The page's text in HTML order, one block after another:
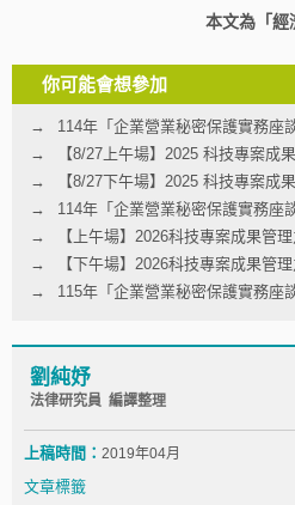
本文為「經
你可能會想參加
114年「企業營業秘密保護實務座
【8/27上午場】2025 科技專案成
【8/27下午場】2025 科技專案成
114年「企業營業秘密保護實務座
【上午場】2026科技專案成果管
【下午場】2026科技專案成果管
115年「企業營業秘密保護實務座
劉純妤
法律研究員 編譯整理
上稿時間： 2019年04月
文章標籤